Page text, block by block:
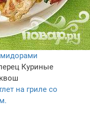
Куриные
на гриле со